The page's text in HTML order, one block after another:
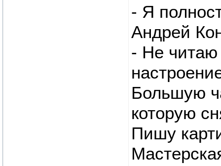
- Я
Андрей
- Не читаю
Большую
которую
Пишу